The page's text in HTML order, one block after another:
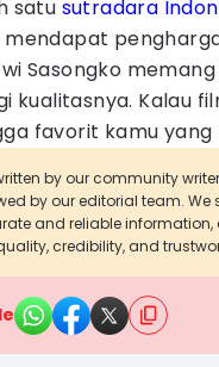
satu sutradara
mendapat
Sasongko
kualitasnya. Kalau
favorit kamu yang
by our community
by our editorial team. We
and reliable information,
credibility, and